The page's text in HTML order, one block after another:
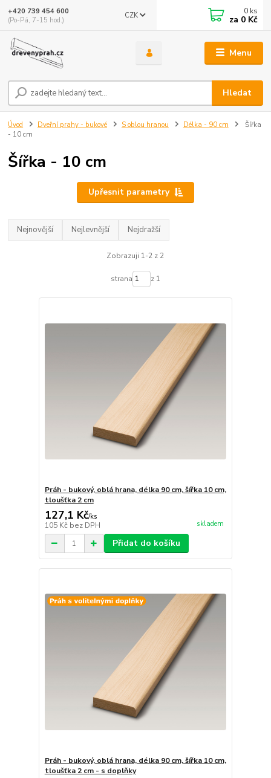
Menu
CZK
Hledat
+420 739 454 600
(Po-Pá, 7-15 hod.)
0 ks
za 0 Kč
Úvod Dveřní prahy - bukové S oblou hranou Délka - 90 cm
Šířka
- 10 cm
Šířka - 10 cm
Upřesnit parametry
Nejnovější Nejlevnější Nejdražší
Zobrazuji 1-2 z 2
strana z 1
Práh - bukový, oblá hrana, délka 90 cm, šířka 10 cm,
tloušťka 2 cm
127,1 Kč/ks
105 Kč bez DPH skladem
Přidat do košíku
Práh - bukový, oblá hrana, délka 90 cm, šířka 10 cm,
tloušťka 2 cm - s doplňky